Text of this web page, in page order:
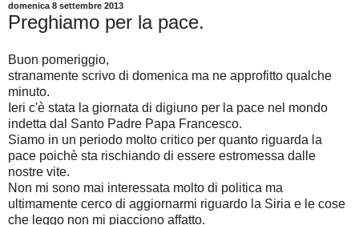
domenica 8 settembre 2013
Preghiamo per la pace.
Buon pomeriggio,
stranamente scrivo di domenica ma ne approfitto qualche
minuto.
Ieri c'è stata la giornata di digiuno per la pace nel mondo
indetta dal Santo Padre Papa Francesco.
Siamo in un periodo molto critico per quanto riguarda la
pace poichè sta rischiando di essere estromessa dalle
nostre vite.
Non mi sono mai interessata molto di politica ma
ultimamente cerco di aggiornarmi riguardo la Siria e le cose
che leggo non mi piacciono affatto.